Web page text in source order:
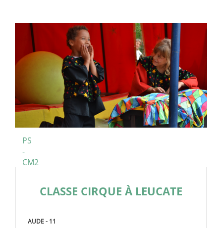
PS
-
CM2
CLASSE CIRQUE À LEUCATE
AUDE - 11